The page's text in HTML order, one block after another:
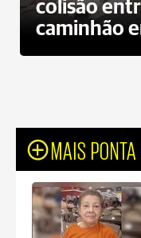
colisão
caminhão
MAIS